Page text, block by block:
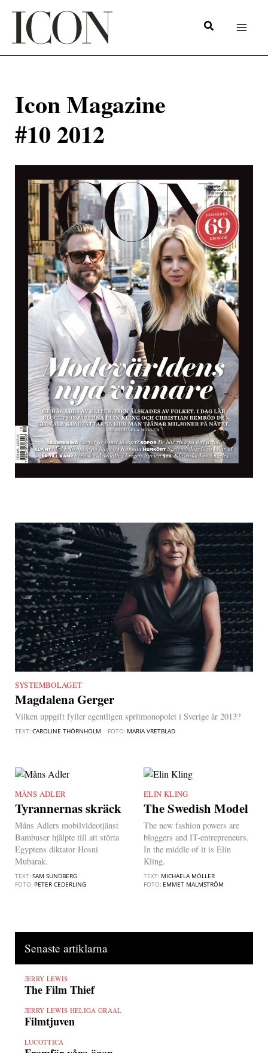
innehåll
Icon Magazine
#10 2012
SYSTEMBOLAGET
Magdalena Gerger
Vilken uppgift fyller egentligen spritmonopolet i Sverige år 2013?
TEXT:CAROLINE THÖRNHOLM FOTO: MARIA VRETBLAD
MÅNS ADLER
Tyrannernas skräck
Måns Adlers mobilvideotjänst
Bambuser hjälpte till att störta
Egyptens diktator Hosni
Mubarak.
TEXT:SAM SUNDBERG
FOTO: PETER CEDERLING
ELIN KLING
The Swedish Model
The new fashion powers are
bloggers and IT-entrepreneurs.
In the middle of it is Elin
Kling.
TEXT: MICHAELA MÖLLER
FOTO: EMMET MALMSTRÖM
Senaste artiklarna
JERRY LEWIS
The Film Thief
JERRY LEWIS HELIGA GRAAL
Filmtjuven
LUCOTTICA